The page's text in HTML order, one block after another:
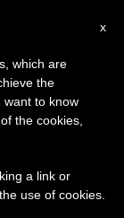
×
la pausa
de verano
el
x
which are
the
want to know
the cookies,
a link or
use of cookies.